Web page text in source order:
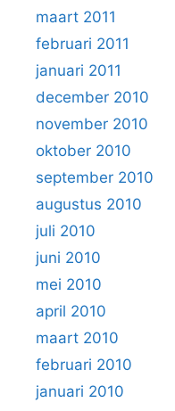
maart 2011
februari 2011
januari 2011
december 2010
november 2010
oktober 2010
september 2010
augustus 2010
juli 2010
juni 2010
mei 2010
april 2010
maart 2010
februari 2010
januari 2010